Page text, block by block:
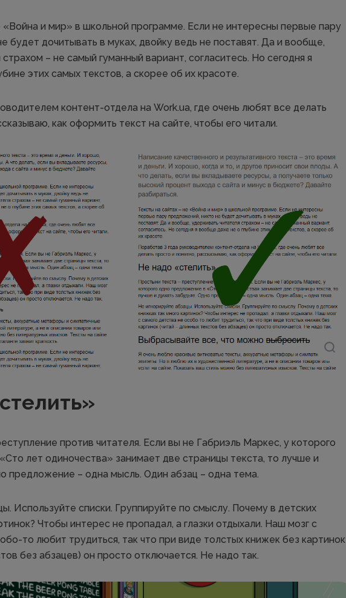
«Война и мир» в школьной программе. Если не интересны первые пару
будет дочитывать в муках, двойку ведь не поставят. Да и вообще,
– не самый гуманный вариант, согласитесь. Но сегодня я
этих самых текстов, а скорее об их красоте.
контент-отдела на Work.ua, где очень любят все делать
как оформить текст на сайте, чтобы его читали.
против читателя. Если вы не Габриэль Маркес, у которого
лет одиночества» занимает две страницы текста, то лучше и
предложение – одна мысль. Один абзац – одна тема.
Используйте списки. Группируйте по смыслу. Почему в детских
Чтобы интерес не пропадал, а глазки отдыхали. Наш мозг с
то любит трудиться, так что при виде толстых книжек без картинок
без абзацев) он просто отключается. Не надо так.